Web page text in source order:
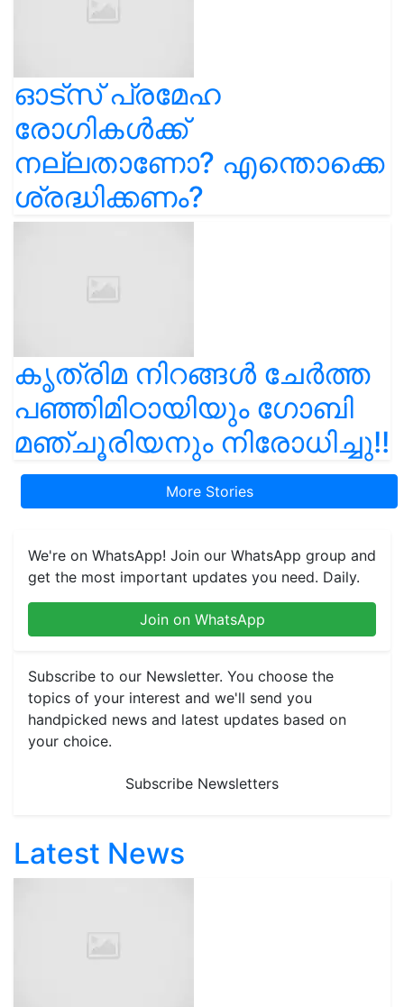
ഓട്സ് പ്രമേഹ
രോഗികൾക്ക്
നല്ലതാണോ? എന്തൊക്കെ
ശ്രദ്ധിക്കണം?
കൃത്രിമ നിറങ്ങൾ ചേർത്ത
പഞ്ഞിമിഠായിയും ഗോബി
മഞ്ചൂരിയനും നിരോധിച്ചു!!
More Stories
We're on WhatsApp! Join our WhatsApp group and
get the most important updates you need. Daily.
Join on WhatsApp
Subscribe to our Newsletter. You choose the
topics of your interest and we'll send you
handpicked news and latest updates based on
your choice.
Subscribe Newsletters
Latest News